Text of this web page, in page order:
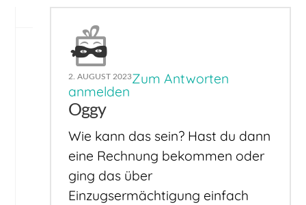
2. AUGUST 2023Zum Antworten
anmelden
Oggy
Wie kann das sein? Hast du dann
eine Rechnung bekommen oder
ging das über
Einzugsermächtigung einfach